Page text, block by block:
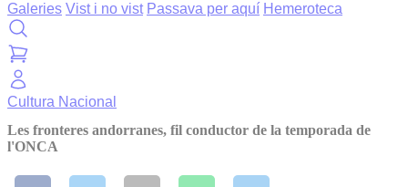
Galeries Vist i no vist Passava per aquí Hemeroteca
Cultura Nacional
Les fronteres andorranes, fil conductor de la temporada de
l'ONCA